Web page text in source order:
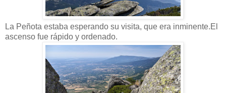
La Peñota estaba esperando su visita, que era inminente.El
ascenso fue rápido y ordenado.